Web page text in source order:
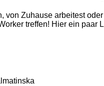
von Zuhause arbeitest
treffen! Hier ein paar